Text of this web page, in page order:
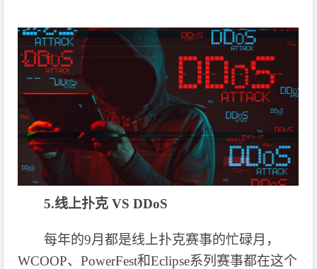
5.线上扑克 VS DDoS
每年的9月都是线上扑克赛事的忙碌月，
WCOOP、PowerFest和Eclipse系列赛事都在这个